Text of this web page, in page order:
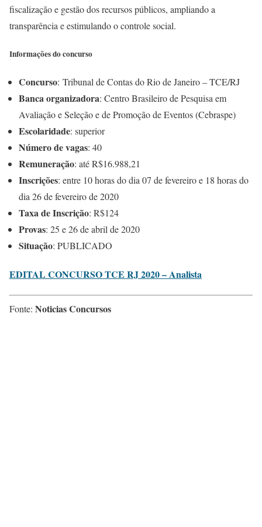
fiscalização e gestão dos recursos públicos, ampliando a
transparência e estimulando o controle social.
Informações do concurso
Concurso: Tribunal de Contas do Rio de Janeiro – TCE/RJ
Banca organizadora: Centro Brasileiro de Pesquisa em
Avaliação e Seleção e de Promoção de Eventos (Cebraspe)
Escolaridade: superior
Número de vagas: 40
Remuneração: até R$16.988,21
Inscrições: entre 10 horas do dia 07 de fevereiro e 18 horas do
dia 26 de fevereiro de 2020
Taxa de Inscrição: R$124
Provas: 25 e 26 de abril de 2020
Situação: PUBLICADO
EDITAL CONCURSO TCE RJ 2020 – Analista
Fonte: Noticias Concursos